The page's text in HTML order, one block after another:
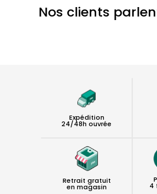
Nos clients
Expédition
24/48h ouvrée
Retrait gratuit
en magasin 4